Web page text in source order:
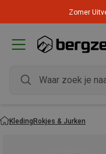
Zomer
KledingRokjes & Jurken